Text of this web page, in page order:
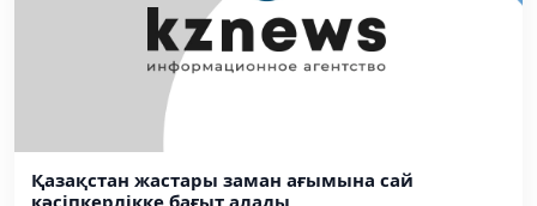
Қазақстан жастары заман ағымына сай
кәсіпкерлікке бағыт алады